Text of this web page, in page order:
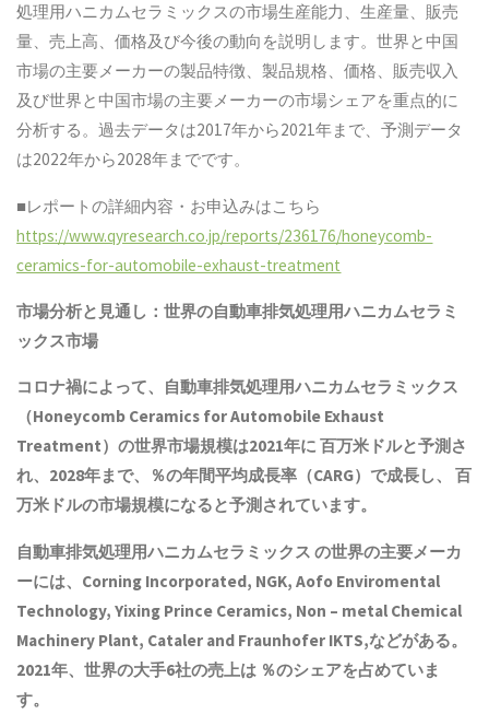
処理用ハニカムセラミックスの市場生産能力、生産量、販売
量、売上高、価格及び今後の動向を説明します。世界と中国
市場の主要メーカーの製品特徴、製品規格、価格、販売収入
及び世界と中国市場の主要メーカーの市場シェアを重点的に
分析する。過去データは2017年から2021年まで、予測データ
は2022年から2028年までです。
■レポートの詳細内容・お申込みはこちら
https://www.qyresearch.co.jp/reports/236176/honeycomb-
ceramics-for-automobile-exhaust-treatment
市場分析と見通し：世界の自動車排気処理用ハニカムセラミ
ックス市場
コロナ禍によって、自動車排気処理用ハニカムセラミックス
（Honeycomb Ceramics for Automobile Exhaust
Treatment）の世界市場規模は2021年に 百万米ドルと予測さ
れ、2028年まで、％の年間平均成長率（CARG）で成長し、 百
万米ドルの市場規模になると予測されています。
自動車排気処理用ハニカムセラミックス の世界の主要メーカ
ーには、Corning Incorporated, NGK, Aofo Enviromental
Technology, Yixing Prince Ceramics, Non – metal Chemical
Machinery Plant, Cataler and Fraunhofer IKTS,などがある。
2021年、世界の大手6社の売上は ％のシェアを占めていま
す。